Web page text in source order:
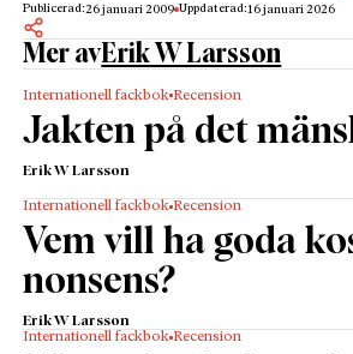
Publicerad:26 januari 2009 Uppdaterad:16 januari 2026
Mer avErik W Larsson
Internationell fackbok Recension
Jakten på det
Erik W Larsson
Internationell fackbok Recension
Vem vill ha goda
nonsens?
Erik W Larsson
Internationell fackbok Recension